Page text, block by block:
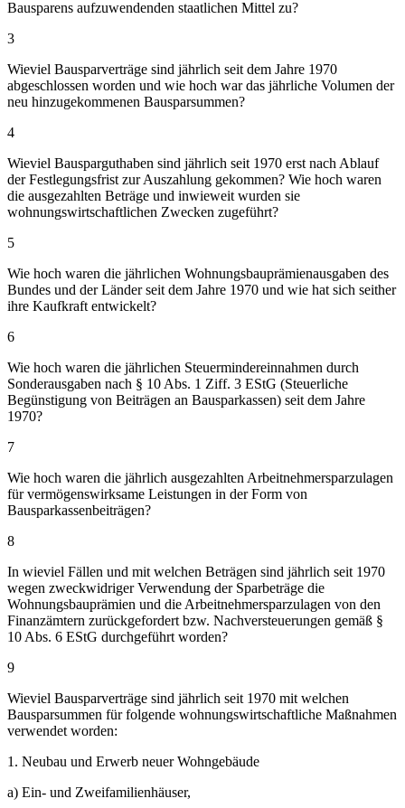
Bausparens aufzuwendenden staatlichen Mittel zu?
3
Wieviel Bausparverträge sind jährlich seit dem Jahre 1970
abgeschlossen worden und wie hoch war das jährliche Volumen der
neu hinzugekommenen Bausparsummen?
4
Wieviel Bausparguthaben sind jährlich seit 1970 erst nach Ablauf
der Festlegungsfrist zur Auszahlung gekommen? Wie hoch waren
die ausgezahlten Beträge und inwieweit wurden sie
wohnungswirtschaftlichen Zwecken zugeführt?
5
Wie hoch waren die jährlichen Wohnungsbauprämienausgaben des
Bundes und der Länder seit dem Jahre 1970 und wie hat sich seither
ihre Kaufkraft entwickelt?
6
Wie hoch waren die jährlichen Steuermindereinnahmen durch
Sonderausgaben nach § 10 Abs. 1 Ziff. 3 EStG (Steuerliche
Begünstigung von Beiträgen an Bausparkassen) seit dem Jahre
1970?
7
Wie hoch waren die jährlich ausgezahlten Arbeitnehmersparzulagen
für vermögenswirksame Leistungen in der Form von
Bausparkassenbeiträgen?
8
In wieviel Fällen und mit welchen Beträgen sind jährlich seit 1970
wegen zweckwidriger Verwendung der Sparbeträge die
Wohnungsbauprämien und die Arbeitnehmersparzulagen von den
Finanzämtern zurückgefordert bzw. Nachversteuerungen gemäß §
10 Abs. 6 EStG durchgeführt worden?
9
Wieviel Bausparverträge sind jährlich seit 1970 mit welchen
Bausparsummen für folgende wohnungswirtschaftliche Maßnahmen
verwendet worden:
1. Neubau und Erwerb neuer Wohngebäude
a) Ein- und Zweifamilienhäuser,